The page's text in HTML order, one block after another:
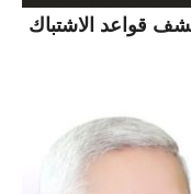
قواعد الاشتباك